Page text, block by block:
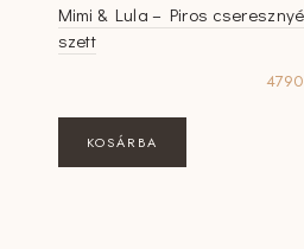
Mimi & Lula – Piros
szett
4790
KOSÁRBA